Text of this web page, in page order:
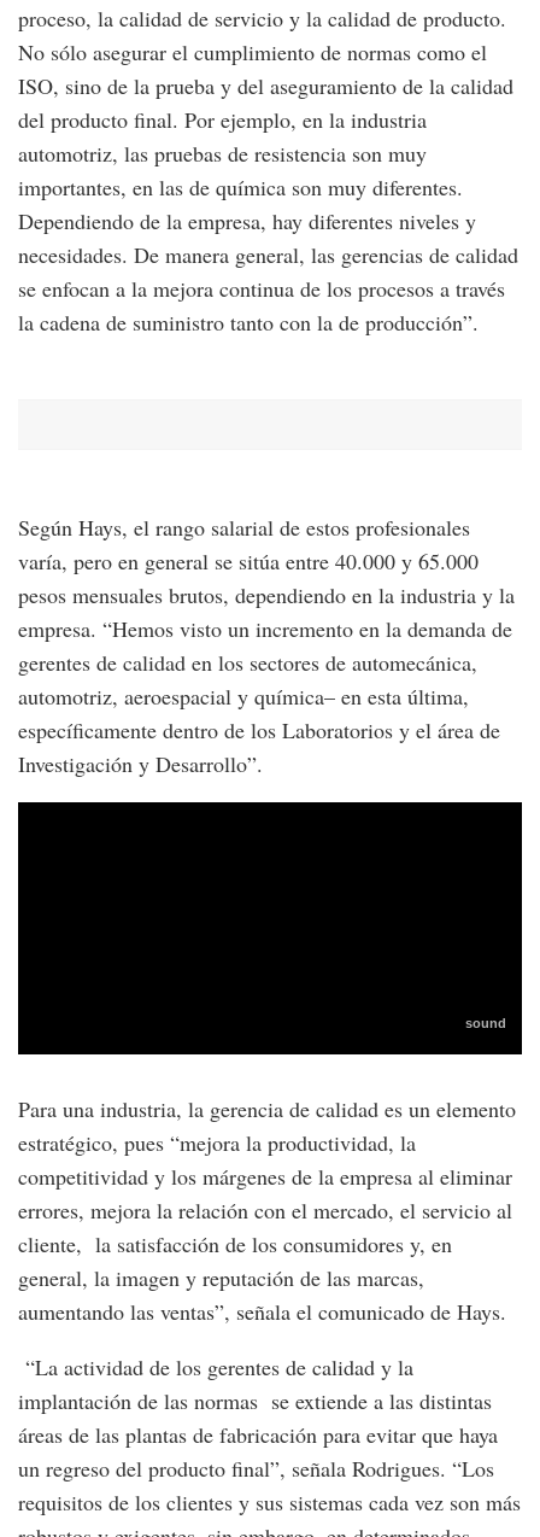
proceso, la calidad de servicio y la calidad de producto.
No sólo asegurar el cumplimiento de normas como el
ISO, sino de la prueba y del aseguramiento de la calidad
del producto final. Por ejemplo, en la industria
automotriz, las pruebas de resistencia son muy
importantes, en las de química son muy diferentes.
Dependiendo de la empresa, hay diferentes niveles y
necesidades. De manera general, las gerencias de calidad
se enfocan a la mejora continua de los procesos a través
la cadena de suministro tanto con la de producción”.
Según Hays, el rango salarial de estos profesionales
varía, pero en general se sitúa entre 40.000 y 65.000
pesos mensuales brutos, dependiendo en la industria y la
empresa. “Hemos visto un incremento en la demanda de
gerentes de calidad en los sectores de automecánica,
automotriz, aeroespacial y química– en esta última,
específicamente dentro de los Laboratorios y el área de
Investigación y Desarrollo”.
Para una industria, la gerencia de calidad es un elemento
estratégico, pues “mejora la productividad, la
competitividad y los márgenes de la empresa al eliminar
errores, mejora la relación con el mercado, el servicio al
cliente, la satisfacción de los consumidores y, en
general, la imagen y reputación de las marcas,
aumentando las ventas”, señala el comunicado de Hays.
“La actividad de los gerentes de calidad y la
implantación de las normas se extiende a las distintas
áreas de las plantas de fabricación para evitar que haya
un regreso del producto final”, señala Rodrigues. “Los
requisitos de los clientes y sus sistemas cada vez son más